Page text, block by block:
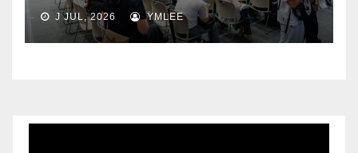
J JUL, 2026 YMLEE